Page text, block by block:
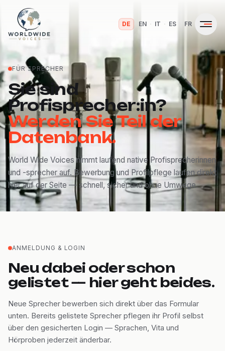
DE EN · IT · ES FR
FÜR SPRECHER
Sie sind
Profisprecher:in?
Werden Sie Teil der
Datenbank.
World Wide Voices nimmt laufend native Profisprecherinnen
und -sprecher auf. Bewerbung und Profilpflege laufen direkt
hier auf der Seite — schnell, sicher und ohne Umwege.
ANMELDUNG & LOGIN
Neu dabei oder schon
gelistet — hier geht beides.
Neue Sprecher bewerben sich direkt über das Formular
unten. Bereits gelistete Sprecher pflegen ihr Profil selbst
über den gesicherten Login — Sprachen, Vita und
Hörproben jederzeit änderbar.